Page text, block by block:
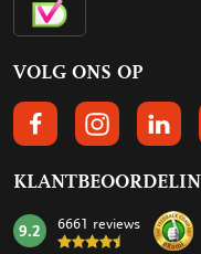
VOLG ONS OP
VOLGS ONS OP
VOLG ONS
mark:
9.2 6661 reviews